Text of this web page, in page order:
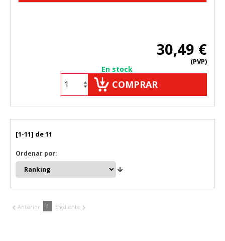
30,49 €
(PVP)
En stock
COMPRAR
[1-11] de 11
Ordenar por:
Anterior 1 Siguiente